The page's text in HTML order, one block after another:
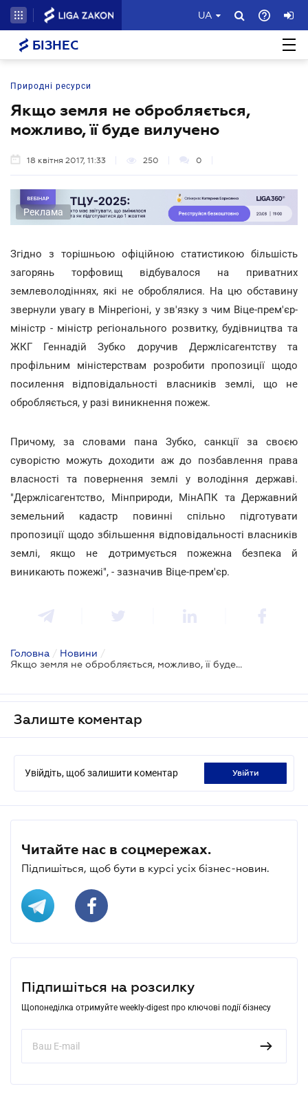
UA
БІЗНЕС
Природні ресурси
Якщо земля не обробляється,
можливо, її буде вилучено
18 квітня 2017, 11:33 250 0
Реклама
Згідно з торішньою офіційною статистикою більшість
загорянь торфовищ відбувалося на приватних
землеволодіннях, які не оброблялися. На цю обставину
звернули увагу в Мінрегіоні, у зв'язку з чим Віце-прем'єр-
міністр - міністр регіонального розвитку, будівництва та
ЖКГ Геннадій Зубко доручив Держлісагентству та
профільним міністерствам розробити пропозиції щодо
посилення відповідальності власників землі, що не
обробляється, у разі виникнення пожеж.
Причому, за словами пана Зубко, санкції за своєю
суворістю можуть доходити аж до позбавлення права
власності та повернення землі у володіння державі.
"Держлісагентство, Мінприроди, МінАПК та Державний
земельний кадастр повинні спільно підготувати
пропозиції щодо збільшення відповідальності власників
землі, якщо не дотримується пожежна безпека й
виникають пожежі", - зазначив Віце-прем'єр.
Головна / Новини /
Якщо земля не обробляється, можливо, її буде вилучено
Залиште коментар
Увійдіть, щоб залишити коментар увійти
Читайте нас в соцмережах.
Підпишіться, щоб бути в курсі усіх бізнес-новин.
Підпишіться на розсилку
Щопонеділка отримуйте weekly-digest про ключові події бізнесу